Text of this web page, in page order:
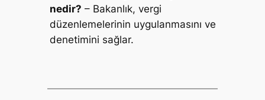
nedir? – Bakanlık, vergi
düzenlemelerinin uygulanmasını ve
denetimini sağlar.